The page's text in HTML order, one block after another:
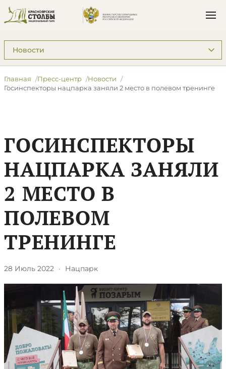
Подразделы: Пресс-центр
Главная Пресс-центр
Новости
​Госинспекторы нацпарка заняли 2 место в полевом тренинге
​ГОСИНСПЕКТОРЫ
НАЦПАРКА ЗАНЯЛИ
2 МЕСТО В
ПОЛЕВОМ
ТРЕНИНГЕ
28 Июль 2022 · Нацпарк